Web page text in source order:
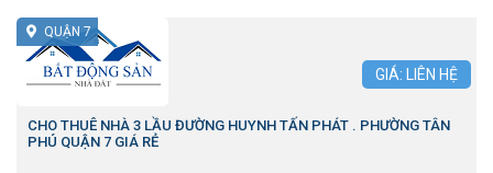
QUẬN 7
GIÁ: LIÊN HỆ
CHO THUÊ NHÀ 3 LẦU ĐƯỜNG HUYNH TẤN PHÁT . PHƯỜNG TÂN
PHÚ QUẬN 7 GIÁ RẺ